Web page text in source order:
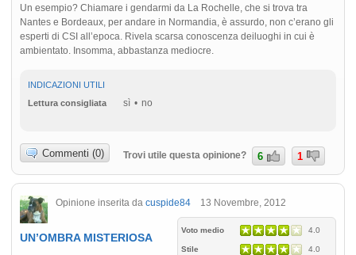
Un esempio? Chiamare i gendarmi da La Rochelle, che si trova tra
Nantes e Bordeaux, per andare in Normandia, è assurdo, non c’erano gli
esperti di CSI all’epoca. Rivela scarsa conoscenza deiluoghi in cui è
ambientato. Insomma, abbastanza mediocre.
INDICAZIONI UTILI
Lettura consigliata
sì no
Commenti (0) Trovi utile questa opinione? 6 1
Opinione inserita da cuspide84 13 Novembre, 2012
Voto medio 4.0
Stile 4.0
UN’OMBRA MISTERIOSA